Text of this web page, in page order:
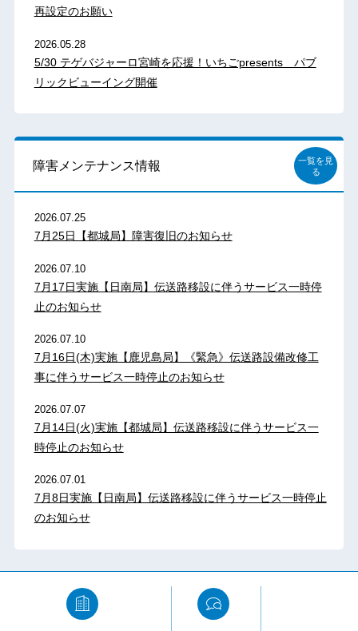
再設定のお願い
2026.05.28
5/30 テゲバジャーロ宮崎を応援！いちごpresents パブ
リックビューイング開催
障害メンテナンス情報
一覧を見
る
2026.07.25
7月25日【都城局】障害復旧のお知らせ
2026.07.10
7月17日実施【日南局】伝送路移設に伴うサービス一時停
止のお知らせ
2026.07.10
7月16日(木)実施【鹿児島局】《緊急》伝送路設備改修工
事に伴うサービス一時停止のお知らせ
2026.07.07
7月14日(火)実施【都城局】伝送路移設に伴うサービス一
時停止のお知らせ
2026.07.01
7月8日実施【日南局】伝送路移設に伴うサービス一時停止
のお知らせ